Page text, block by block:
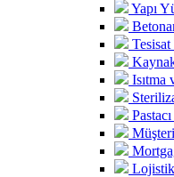
Yapı
Isıtma